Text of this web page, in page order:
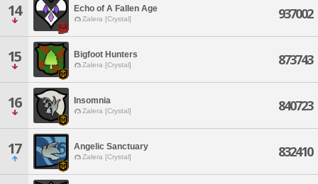
14 Echo of A Fallen Age
Zalera [Crystal] 937002
15 Bigfoot Hunters
Zalera [Crystal] 873743
16 Insomnia
Zalera [Crystal] 840723
17 Angelic Sanctuary
Zalera [Crystal] 832410